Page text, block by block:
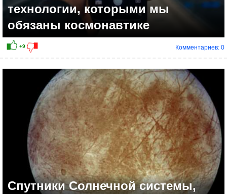
технологии, которыми мы
обязаны космонавтике
Комментариев: 0
Спутники Солнечной системы,